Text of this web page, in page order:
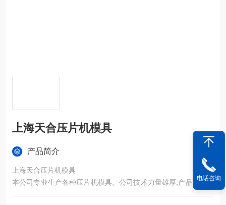
上海天合压片机模具
产品简介
上海天合压片机模具
本公司专业生产各种压片机模具。公司技术力量雄厚,产品规格齐
全,选材来自上钢五厂。模具严格按照国家标准GB12253-90生产,
电话咨询